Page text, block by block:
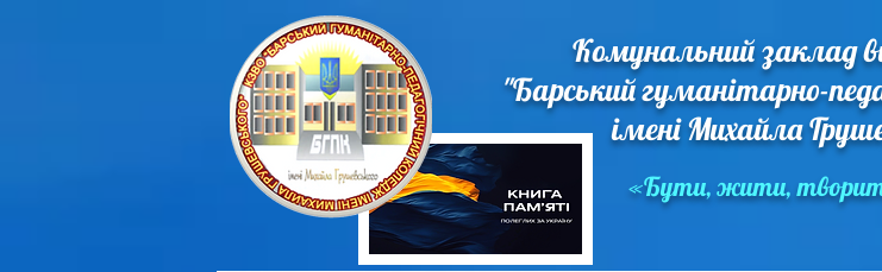
Комунальний заклад
"Барський гуманітарно-
імені Михайла
«Бути, жити,